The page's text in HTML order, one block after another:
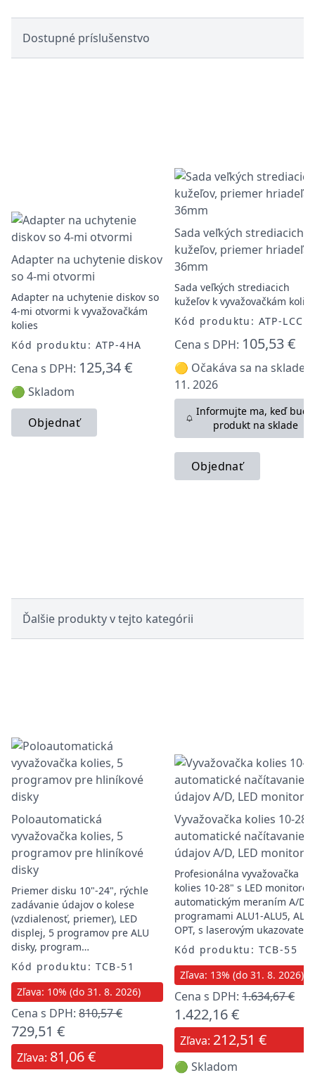
Dostupné príslušenstvo
Adapter na uchytenie diskov
so 4-mi otvormi
Adapter na uchytenie diskov so
4-mi otvormi k vyvažovačkám
kolies
Kód produktu: ATP-4HA
Cena s DPH: 125,34 €
🟢 Skladom
Objednať
Sada veľkých strediacich
kužeľov, priemer hriadeľa:
36mm
Sada veľkých strediacich
kužeľov k vyvažovačkám kolies
Kód produktu: ATP-LCC
Cena s DPH: 105,53 €
🟡 Očakáva sa na sklade:
11. 2026
Informujte ma, keď bude
produkt na sklade
Objednať
Ďalšie produkty v tejto kategórii
Poloautomatická
vyvažovačka kolies, 5
programov pre hliníkové
disky
Priemer disku 10"-24", rýchle
zadávanie údajov o kolese
(vzdialenosť, priemer), LED
displej, 5 programov pre ALU
disky, program…
Kód produktu: TCB-51
Zľava: 10% (do 31. 8. 2026)
Cena s DPH: 810,57 €
729,51 €
Zľava: 81,06 €
Vyvažovačka kolies 10-28",
automatické načítavanie
údajov A/D, LED monitor
Profesionálna vyvažovačka
kolies 10-28" s LED
automatickým meraním A/D,
programami ALU1-ALU5,
OPT, s laserovým
Kód produktu: TCB-55
Zľava: 13% (do 31. 8. 2026)
Cena s DPH: 1.634,67 €
1.422,16 €
Zľava: 212,51 €
🟢 Skladom